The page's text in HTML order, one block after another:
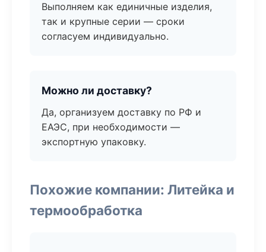
Выполняем как единичные изделия,
так и крупные серии — сроки
согласуем индивидуально.
Можно ли доставку?
Да, организуем доставку по РФ и
ЕАЭС, при необходимости —
экспортную упаковку.
Похожие компании: Литейка и
термообработка